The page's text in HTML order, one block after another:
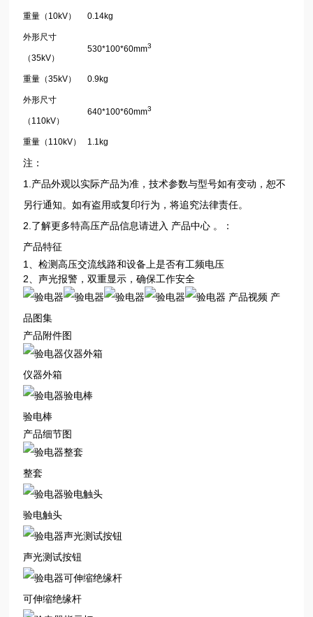
重量（10kV） 0.14kg
外形尺寸
（35kV）
530*100*60mm3
重量（35kV） 0.9kg
外形尺寸
（110kV）
640*100*60mm3
重量（110kV） 1.1kg
注：
1.产品外观以实际产品为准，技术参数与型号如有变动，恕不
另行通知。如有盗用或复印行为，将追究法律责任。
2.了解更多特高压产品信息请进入 产品中心 。：
产品特征
1、检测高压交流线路和设备上是否有工频电压
2、声光报警，双重显示，确保工作安全
产品视频 产
品图集
产品附件图
仪器外箱
验电棒
产品细节图
整套
验电触头
声光测试按钮
可伸缩绝缘杆